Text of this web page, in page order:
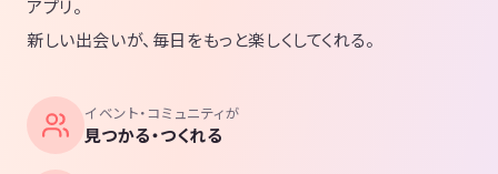
アプリ。
新しい出会いが、毎日をもっと楽しくしてくれる。
イベント・コミュニティが
見つかる・つくれる